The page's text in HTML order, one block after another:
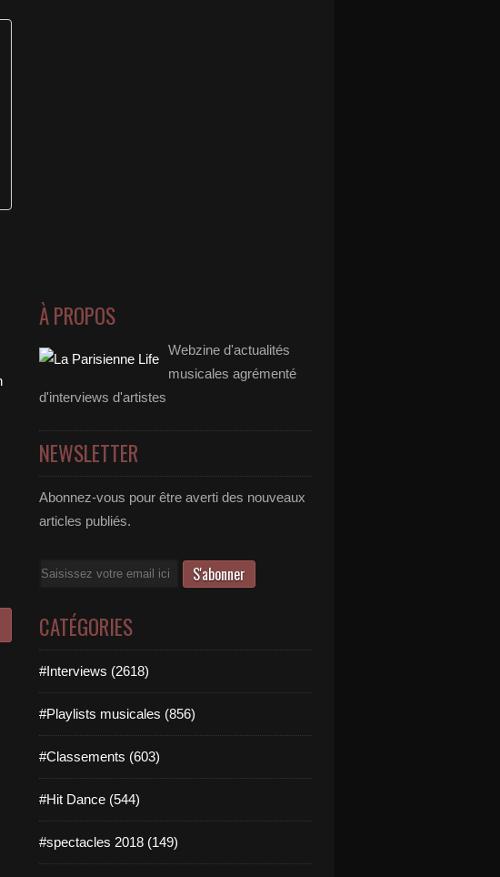
À PROPOS
Webzine d'actualités
musicales agrémenté
d'interviews d'artistes
NEWSLETTER
Abonnez-vous pour être averti des nouveaux
articles publiés.
Email
CATÉGORIES
#Interviews (2618)
#Playlists musicales (856)
#Classements (603)
#Hit Dance (544)
#spectacles 2018 (149)